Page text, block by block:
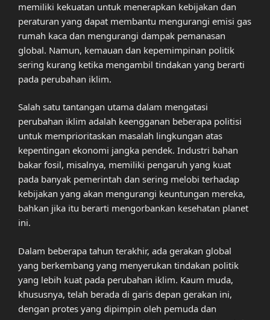
memiliki kekuatan untuk menerapkan kebijakan dan
peraturan yang dapat membantu mengurangi emisi gas
rumah kaca dan mengurangi dampak pemanasan
global. Namun, kemauan dan kepemimpinan politik
sering kurang ketika mengambil tindakan yang berarti
pada perubahan iklim.
Salah satu tantangan utama dalam mengatasi
perubahan iklim adalah keengganan beberapa politisi
untuk memprioritaskan masalah lingkungan atas
kepentingan ekonomi jangka pendek. Industri bahan
bakar fosil, misalnya, memiliki pengaruh yang kuat
pada banyak pemerintah dan sering melobi terhadap
kebijakan yang akan mengurangi keuntungan mereka,
bahkan jika itu berarti mengorbankan kesehatan planet
ini.
Dalam beberapa tahun terakhir, ada gerakan global
yang berkembang yang menyerukan tindakan politik
yang lebih kuat pada perubahan iklim. Kaum muda,
khususnya, telah berada di garis depan gerakan ini,
dengan protes yang dipimpin oleh pemuda dan